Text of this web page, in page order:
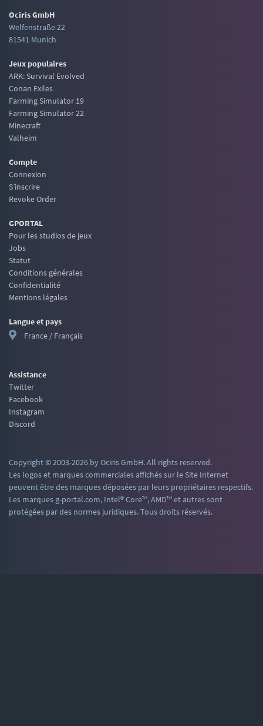
Ociris GmbH
Welfenstraße 22
81541 Munich
Jeux populaires
ARK: Survival Evolved
Conan Exiles
Farming Simulator 19
Farming Simulator 22
Minecraft
Valheim
Compte
Connexion
S’inscrire
Revoke Order
GPORTAL
Pour les studios de jeux
Jobs
Statut
Conditions générales
Confidentialité
Mentions légales
Langue et pays
France / Français
Assistance
Twitter
Facebook
Instagram
Discord
Copyright © 2003-2026 by Ociris GmbH. All rights reserved.
Les logos et marques commerciales affichés sur le Site Internet
peuvent être des marques déposées par leurs propriétaires respectifs.
Les marques g-portal.com, Intel® Core™, AMD™ et autres sont
protégées par des normes juridiques. Tous droits réservés.